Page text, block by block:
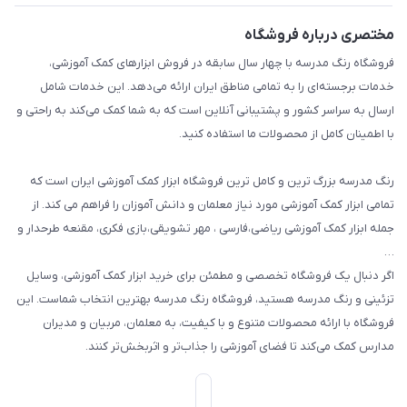
بازی و نمایش
تزئین کلاس
طرح های تشویقی
گیفت ها و جوایز
سایر محصولات
مختصری درباره فروشگاه
فروشگاه رنگ مدرسه با چهار سال سابقه در فروش ابزارهای کمک آموزشی،
خدمات برجسته‌ای را به تمامی مناطق ایران ارائه می‌دهد. این خدمات شامل
ارسال به سراسر کشور و پشتیبانی آنلاین است که به شما کمک می‌کند به راحتی و
با اطمینان کامل از محصولات ما استفاده کنید.
رنگ مدرسه بزرگ ترین و کامل ترین فروشگاه ابزار کمک آموزشی ایران است که
تمامی ابزار کمک آموزشی مورد نیاز معلمان و دانش آموزان را فراهم می کند. از
جمله ابزار کمک آموزشی ریاضی،فارسی ، مهر تشویقی،بازی فکری، مقنعه طرحدار و
…
اگر دنبال یک فروشگاه تخصصی و مطمئن برای خرید ابزار کمک آموزشی، وسایل
تزئینی و رنگ مدرسه هستید، فروشگاه رنگ مدرسه بهترین انتخاب شماست. این
فروشگاه با ارائه محصولات متنوع و با کیفیت، به معلمان، مربیان و مدیران
مدارس کمک می‌کند تا فضای آموزشی را جذاب‌تر و اثربخش‌تر کنند.